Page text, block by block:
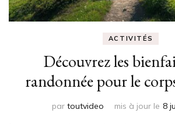
ACTIVITÉS
Découvrez les
randonnée pour le
par toutvideo mis à jour le 8